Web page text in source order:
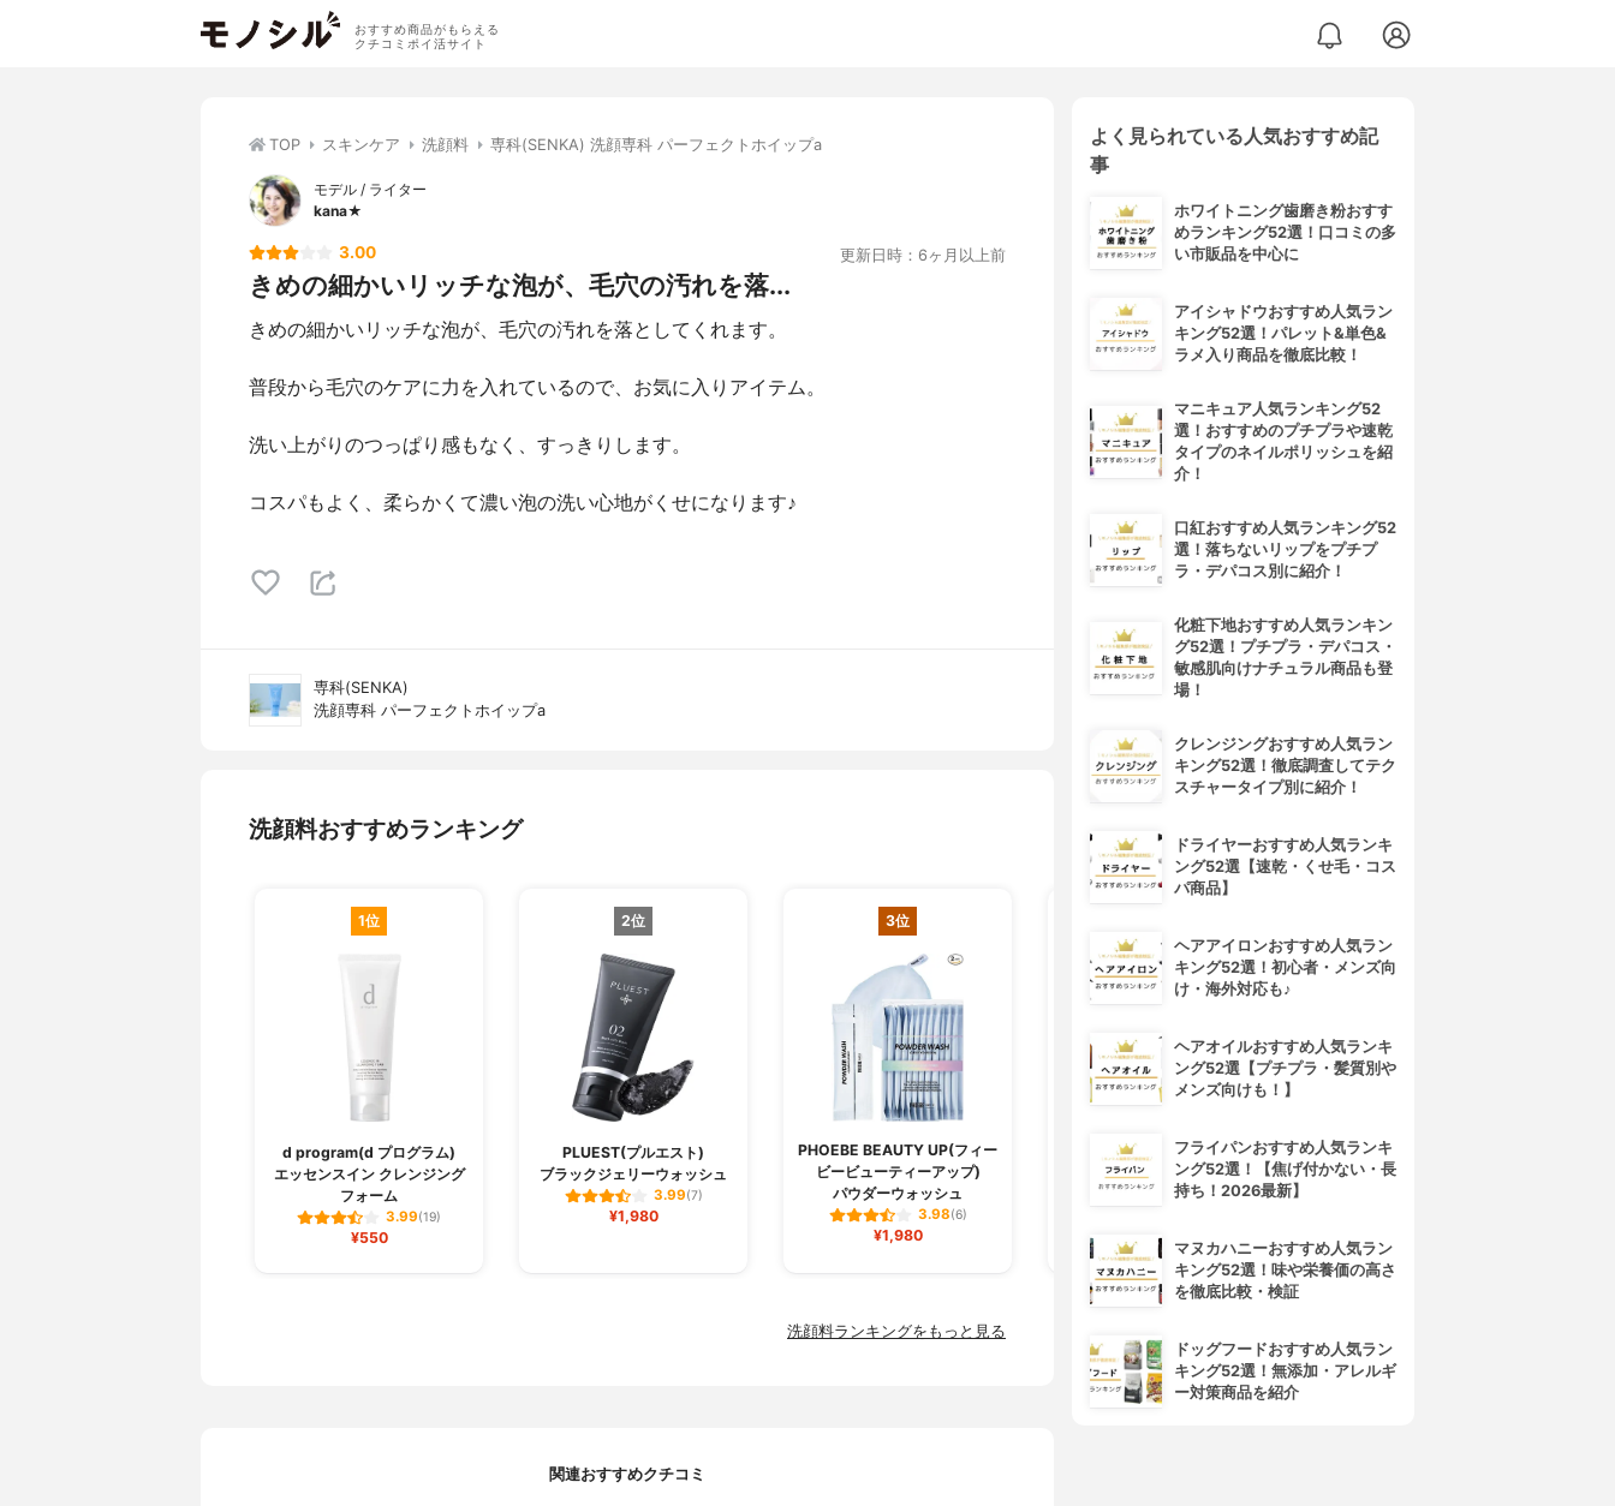
おすすめ商品がもらえる
クチコミポイ活サイト
TOP スキンケア 洗顔料 専科(SENKA) 洗顔専科 パーフェクトホイップa
モデル / ライター
kana★
3.00 更新日時：6ヶ月以上前
きめの細かいリッチな泡が、毛穴の汚れを落...
きめの細かいリッチな泡が、毛穴の汚れを落としてくれます。
普段から毛穴のケアに力を入れているので、お気に入りアイテム。
洗い上がりのつっぱり感もなく、すっきりします。
コスパもよく、柔らかくて濃い泡の洗い心地がくせになります♪
専科(SENKA)
洗顔専科 パーフェクトホイップa
洗顔料おすすめランキング
1位
d program(d プログラム)
エッセンスイン クレンジング
フォーム
3.99(19)
¥550
2位
PLUEST(プルエスト)
ブラックジェリーウォッシュ
3.99(7)
¥1,980
3位
PHOEBE BEAUTY UP(フィー
ビービューティーアップ)
パウダーウォッシュ
3.98(6)
¥1,980
PLUEST(プルエスト)
マンナンジェリー ハイドロウ
ォッシュ
¥1,680
ORBIS(オルビス)
オルビスユー ウォッシュ
洗顔料ランキングをもっと見る
関連おすすめクチコミ
よく見られている人気おすすめ記
事
ホワイトニング歯磨き粉おすす
めランキング52選！口コミの多
い市販品を中心に
アイシャドウおすすめ人気ラン
キング52選！パレット&単色&
ラメ入り商品を徹底比較！
マニキュア人気ランキング52
選！おすすめのプチプラや速乾
タイプのネイルポリッシュを紹
介！
口紅おすすめ人気ランキング52
選！落ちないリップをプチプ
ラ・デパコス別に紹介！
化粧下地おすすめ人気ランキン
グ52選！プチプラ・デパコス・
敏感肌向けナチュラル商品も登
場！
クレンジングおすすめ人気ラン
キング52選！徹底調査してテク
スチャータイプ別に紹介！
ドライヤーおすすめ人気ランキ
ング52選【速乾・くせ毛・コス
パ商品】
ヘアアイロンおすすめ人気ラン
キング52選！初心者・メンズ向
け・海外対応も♪
ヘアオイルおすすめ人気ランキ
ング52選【プチプラ・髪質別や
メンズ向けも！】
フライパンおすすめ人気ランキ
ング52選！【焦げ付かない・長
持ち！2026最新】
マヌカハニーおすすめ人気ラン
キング52選！味や栄養価の高さ
を徹底比較・検証
ドッグフードおすすめ人気ラン
キング52選！無添加・アレルギ
ー対策商品を紹介